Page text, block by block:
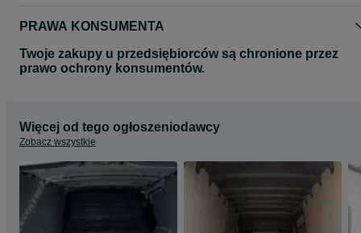
PRAWA KONSUMENTA
Twoje zakupy u przedsiębiorców są chronione przez
prawo ochrony konsumentów.
Więcej od tego ogłoszeniodawcy
Zobacz wszystkie